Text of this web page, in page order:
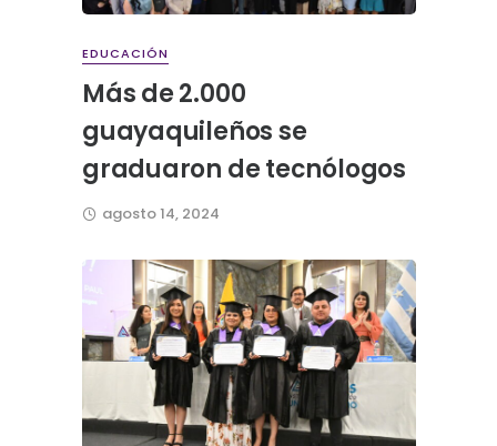
EDUCACIÓN
Más de 2.000
guayaquileños se
graduaron de tecnólogos
agosto 14, 2024